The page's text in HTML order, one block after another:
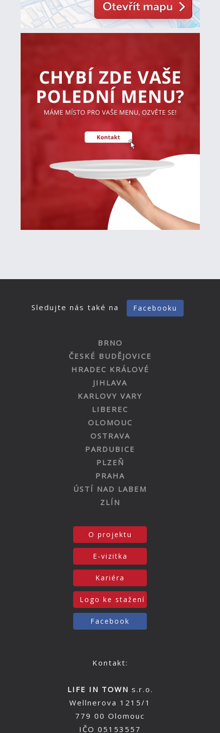
Sledujte nás také na Facebooku
BRNO
ČESKÉ BUDĚJOVICE
HRADEC KRÁLOVÉ
JIHLAVA
KARLOVY VARY
LIBEREC
OLOMOUC
OSTRAVA
PARDUBICE
PLZEŇ
PRAHA
ÚSTÍ NAD LABEM
ZLÍN
O projektu
E-vizitka
Kariéra
Logo ke stažení
Facebook
Kontakt:
LIFE IN TOWN s.r.o.
Wellnerova 1215/1
779 00 Olomouc
IČO 05153557